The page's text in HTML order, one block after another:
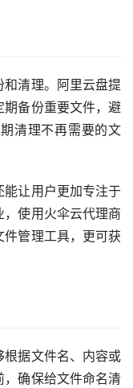
清理。阿里云盘提
备份重要文件，避
清理不再需要的文
能让用户更加专注于
使用火伞云代理商
管理工具，更可获
根据文件名、内容或
确保给文件命名清